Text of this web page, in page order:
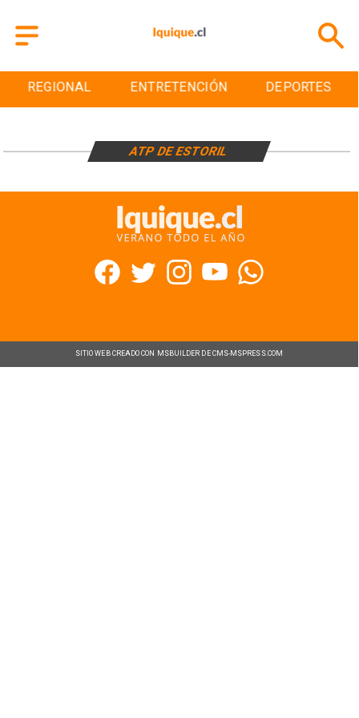
REGIONAL ENTRETENCIÓN DEPORTES
ATP DE ESTORIL
SITIO WEB CREADO CON MSBUILDER DE CMS-MSPRESS.COM